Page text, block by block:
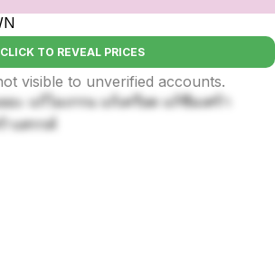
CLICK TO REVEAL PRICES
visible to unverified accounts.
อะ แก้ไมเกรน แก้เครียด แก้ซึมเศร้า
งสรรค์